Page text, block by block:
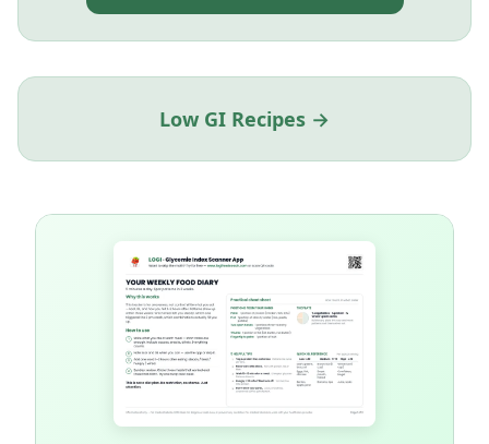
Low GI Recipes →